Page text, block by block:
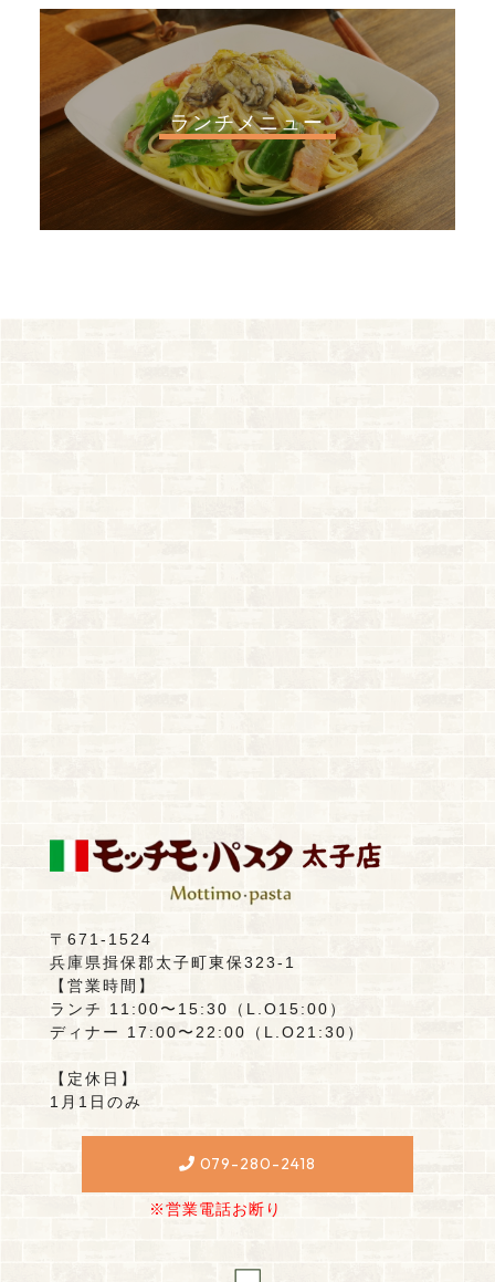
ランチメニュー
〒671-1524
兵庫県揖保郡太子町東保323-1
【営業時間】
ランチ 11:00〜15:30（L.O15:00）
ディナー 17:00〜22:00（L.O21:30）
【定休日】
1月1日のみ
079-280-2418
※営業電話お断り